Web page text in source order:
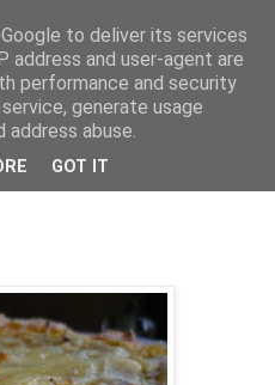
to deliver its services
address and user-agent are
performance and security
generate usage
abuse.
GOT IT